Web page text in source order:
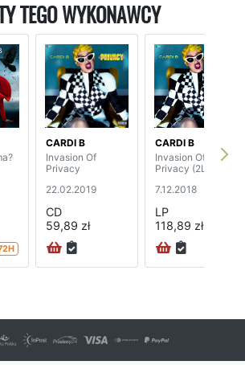
TEGO WYKONAWCY
CARDI B
Invasion Of
Privacy
22.02.2019
CD
59,89 zł
CARDI B
Invasion Of
Privacy (2LP)
7.12.2018
LP
118,89 zł